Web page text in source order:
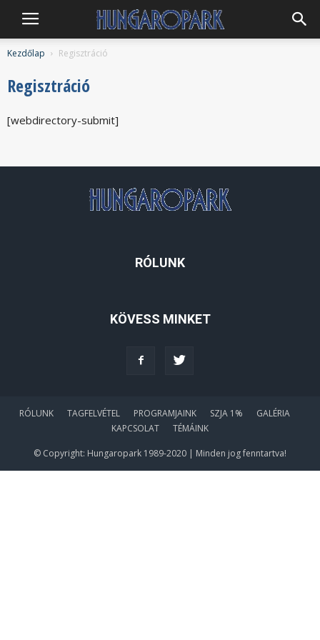
Hungaropark
Kezdőlap Regisztráció
Regisztráció
[webdirectory-submit]
RÓLUNK
KÖVESS MINKET
RÓLUNK TAGFELVÉTEL PROGRAMJAINK SZJA 1%
GALÉRIA
KAPCSOLAT
TÉMÁINK
© Copyright: Hungaropark 1989-2020 | Minden jog fenntartva!